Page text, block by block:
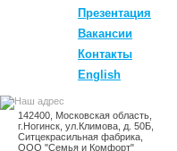
Презентация
Вакансии
Контакты
English
142400, Московская область,
г.Ногинск, ул.Климова, д. 50Б,
Ситцекрасильная фабрика,
ООО "Семья и Комфорт"